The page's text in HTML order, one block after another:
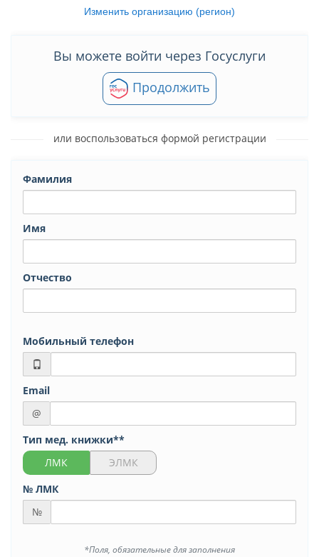
Изменить организацию (регион)
Вы можете войти через Госуслуги
Продолжить
или воспользоваться формой регистрации
Фамилия
Имя
Отчество
Мобильный телефон
Email
@
Тип мед. книжки**
ЛМК
ЭЛМК
№ ЛМК
№
*Поля, обязательные для заполнения